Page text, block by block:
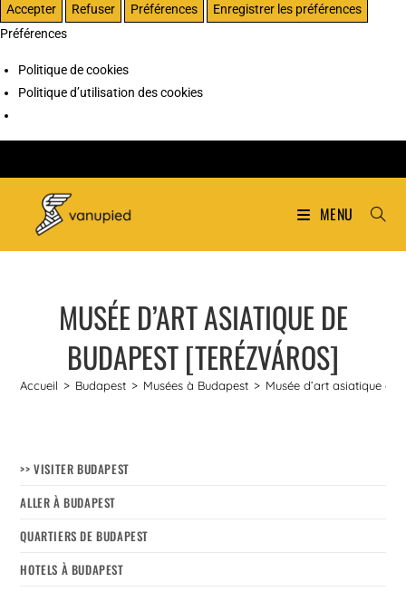
Accepter Refuser Préférences
Enregistrer les préférences
Préférences
Politique de cookies
Politique d’utilisation des cookies
MENU
MUSÉE D’ART ASIATIQUE DE
BUDAPEST [TERÉZVÁROS]
Accueil > Budapest > Musées à Budapest > Musée d’art asiatique
>> VISITER BUDAPEST
ALLER À BUDAPEST
QUARTIERS DE BUDAPEST
HOTELS À BUDAPEST